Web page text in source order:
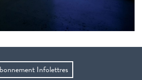
Infolettres